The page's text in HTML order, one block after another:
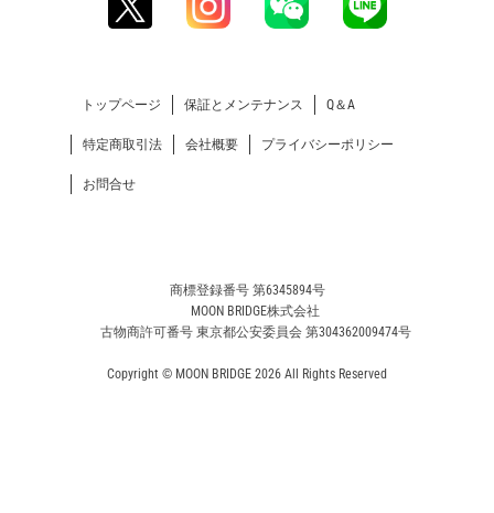
トップページ 保証とメンテナンス Q＆A
特定商取引法 会社概要 プライバシーポリシー
お問合せ
商標登録番号 第6345894号
MOON BRIDGE株式会社
古物商許可番号 東京都公安委員会 第304362009474号
Copyright © MOON BRIDGE 2026 All Rights Reserved